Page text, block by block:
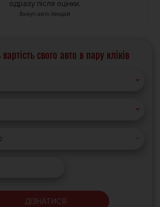
Викуп авто Хендай
свого авто в пару кліків
ДІЗНАТИСЯ